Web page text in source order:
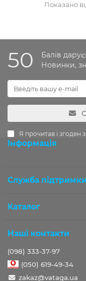
Показано
50
Балів
Новинки,
Я прочитав і згоден
Інформація
Служба підтримки
Каталог
Наші контакти
(098) 333-37-97
(050) 619-49-34
zakaz@vataga.ua